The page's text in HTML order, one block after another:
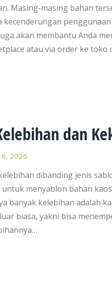
Masing-masing bahan
akan membantu Anda
atau via order ke toko
dan
2026
dibanding jenis
menyablon bahan
banyak kelebihan adalah
biasa, yakni bisa